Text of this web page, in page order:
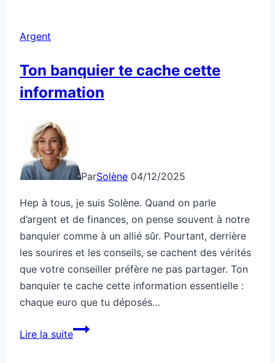
Argent
Ton banquier te cache cette
information
ParSolène 04/12/2025
Hep à tous, je suis Solène. Quand on parle
d’argent et de finances, on pense souvent à notre
banquier comme à un allié sûr. Pourtant, derrière
les sourires et les conseils, se cachent des vérités
que votre conseiller préfère ne pas partager. Ton
banquier te cache cette information essentielle :
chaque euro que tu déposés…
Lire la suiteTon